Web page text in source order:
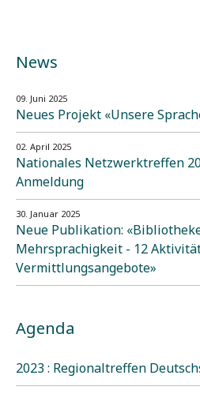
News
09. Juni 2025
Neues Projekt «Unsere
02. April 2025
Nationales Netzwerktreffen
Anmeldung
30. Januar 2025
Neue Publikation:
Mehrsprachigkeit - 12
Vermittlungsangebote»
Agenda
2023 : Regionaltreffen